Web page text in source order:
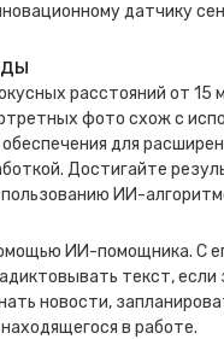
датчику
расстояний от
фото схож с
для
Достигайте
ИИ-
ИИ-помощника. С
текст,
новости,
в работе.